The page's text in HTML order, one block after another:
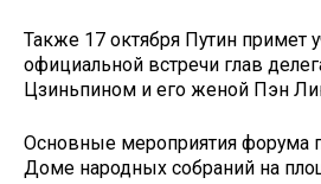
Также 17 октября Путин примет
официальной встречи глав
Цзиньпином и его женой Пэн
Основные мероприятия форума
Доме народных собраний на